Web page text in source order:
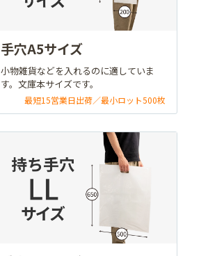
手穴A5サイズ
小物雑貨などを入れるのに適していま
す。文庫本サイズです。
最短15営業日出荷／最小ロット500枚